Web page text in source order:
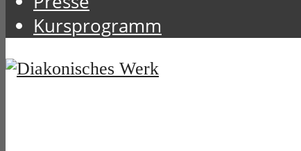
Kursprogramm